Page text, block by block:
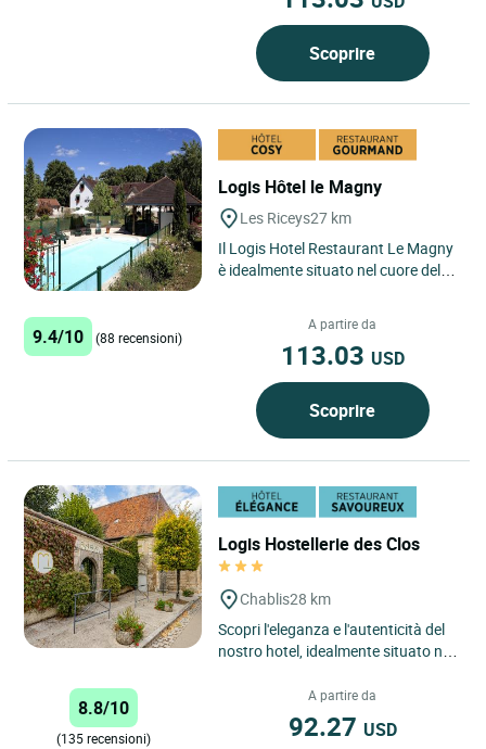
Scoprire
Logis Hôtel le Magny
Les Riceys27 km
Il Logis Hotel Restaurant Le Magny
è idealmente situato nel cuore della
9.4/10 (88 recensioni)
A partire da
113.03 USD
Scoprire
Logis Hostellerie des Clos
Chablis28 km
Scopri l'eleganza e l'autenticità del
nostro hotel, idealmente situato nel
Chablis. Al Logis...
8.8/10
(135 recensioni)
A partire da
92.27 USD